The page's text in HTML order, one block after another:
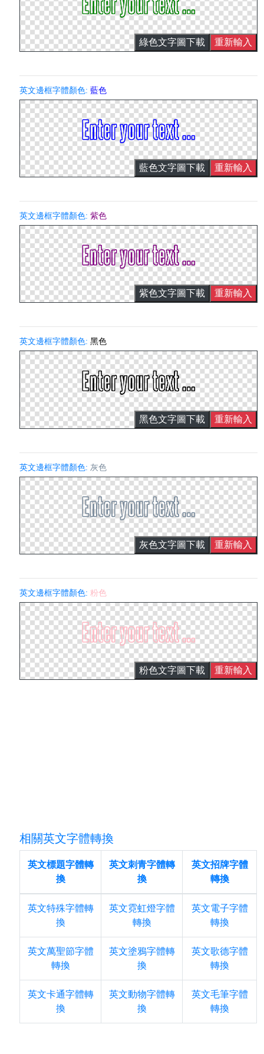
綠色文字圖下載 重新輸入
英文邊框字體顏色:藍色
藍色文字圖下載 重新輸入
英文邊框字體顏色:紫色
紫色文字圖下載 重新輸入
英文邊框字體顏色:黑色
黑色文字圖下載 重新輸入
英文邊框字體顏色: 灰色
灰色文字圖下載 重新輸入
英文邊框字體顏色: 粉色
粉色文字圖下載 重新輸入
相關英文字體轉換
英文標題字體轉
換
英文刺青字體轉
換
英文招牌字體
轉換
英文特殊字體轉
換
英文霓虹燈字體
轉換
英文電子字體
轉換
英文萬聖節字體
轉換
英文塗鴉字體轉
換
英文歌德字體
轉換
英文卡通字體轉
換
英文動物字體轉
換
英文毛筆字體
轉換